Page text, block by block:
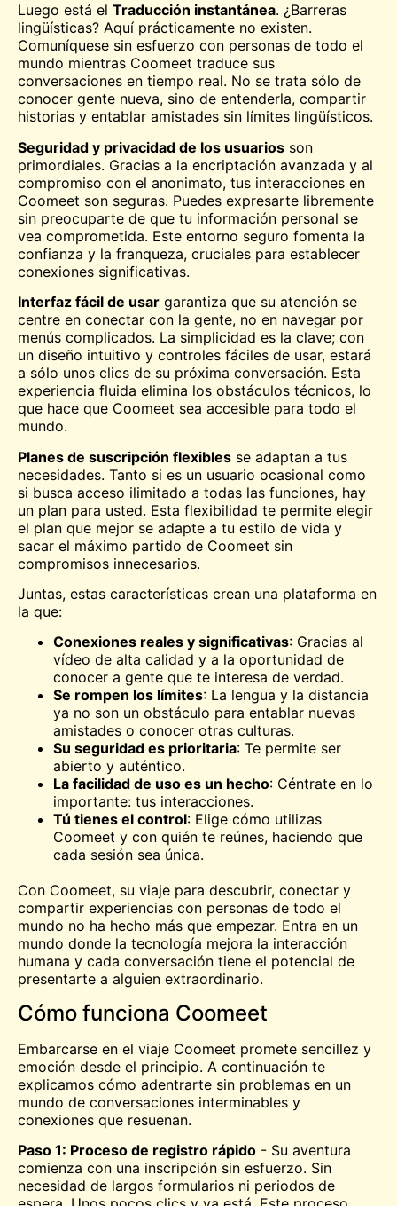
Luego está el Traducción instantánea. ¿Barreras
lingüísticas? Aquí prácticamente no existen.
Comuníquese sin esfuerzo con personas de todo el
mundo mientras Coomeet traduce sus
conversaciones en tiempo real. No se trata sólo de
conocer gente nueva, sino de entenderla, compartir
historias y entablar amistades sin límites lingüísticos.
Seguridad y privacidad de los usuarios son
primordiales. Gracias a la encriptación avanzada y al
compromiso con el anonimato, tus interacciones en
Coomeet son seguras. Puedes expresarte libremente
sin preocuparte de que tu información personal se
vea comprometida. Este entorno seguro fomenta la
confianza y la franqueza, cruciales para establecer
conexiones significativas.
Interfaz fácil de usar garantiza que su atención se
centre en conectar con la gente, no en navegar por
menús complicados. La simplicidad es la clave; con
un diseño intuitivo y controles fáciles de usar, estará
a sólo unos clics de su próxima conversación. Esta
experiencia fluida elimina los obstáculos técnicos, lo
que hace que Coomeet sea accesible para todo el
mundo.
Planes de suscripción flexibles se adaptan a tus
necesidades. Tanto si es un usuario ocasional como
si busca acceso ilimitado a todas las funciones, hay
un plan para usted. Esta flexibilidad te permite elegir
el plan que mejor se adapte a tu estilo de vida y
sacar el máximo partido de Coomeet sin
compromisos innecesarios.
Juntas, estas características crean una plataforma en
la que:
Conexiones reales y significativas: Gracias al
vídeo de alta calidad y a la oportunidad de
conocer a gente que te interesa de verdad.
Se rompen los límites: La lengua y la distancia
ya no son un obstáculo para entablar nuevas
amistades o conocer otras culturas.
Su seguridad es prioritaria: Te permite ser
abierto y auténtico.
La facilidad de uso es un hecho: Céntrate en lo
importante: tus interacciones.
Tú tienes el control: Elige cómo utilizas
Coomeet y con quién te reúnes, haciendo que
cada sesión sea única.
Con Coomeet, su viaje para descubrir, conectar y
compartir experiencias con personas de todo el
mundo no ha hecho más que empezar. Entra en un
mundo donde la tecnología mejora la interacción
humana y cada conversación tiene el potencial de
presentarte a alguien extraordinario.
Cómo funciona Coomeet
Embarcarse en el viaje Coomeet promete sencillez y
emoción desde el principio. A continuación te
explicamos cómo adentrarte sin problemas en un
mundo de conversaciones interminables y
conexiones que resuenan.
Paso 1: Proceso de registro rápido - Su aventura
comienza con una inscripción sin esfuerzo. Sin
necesidad de largos formularios ni periodos de